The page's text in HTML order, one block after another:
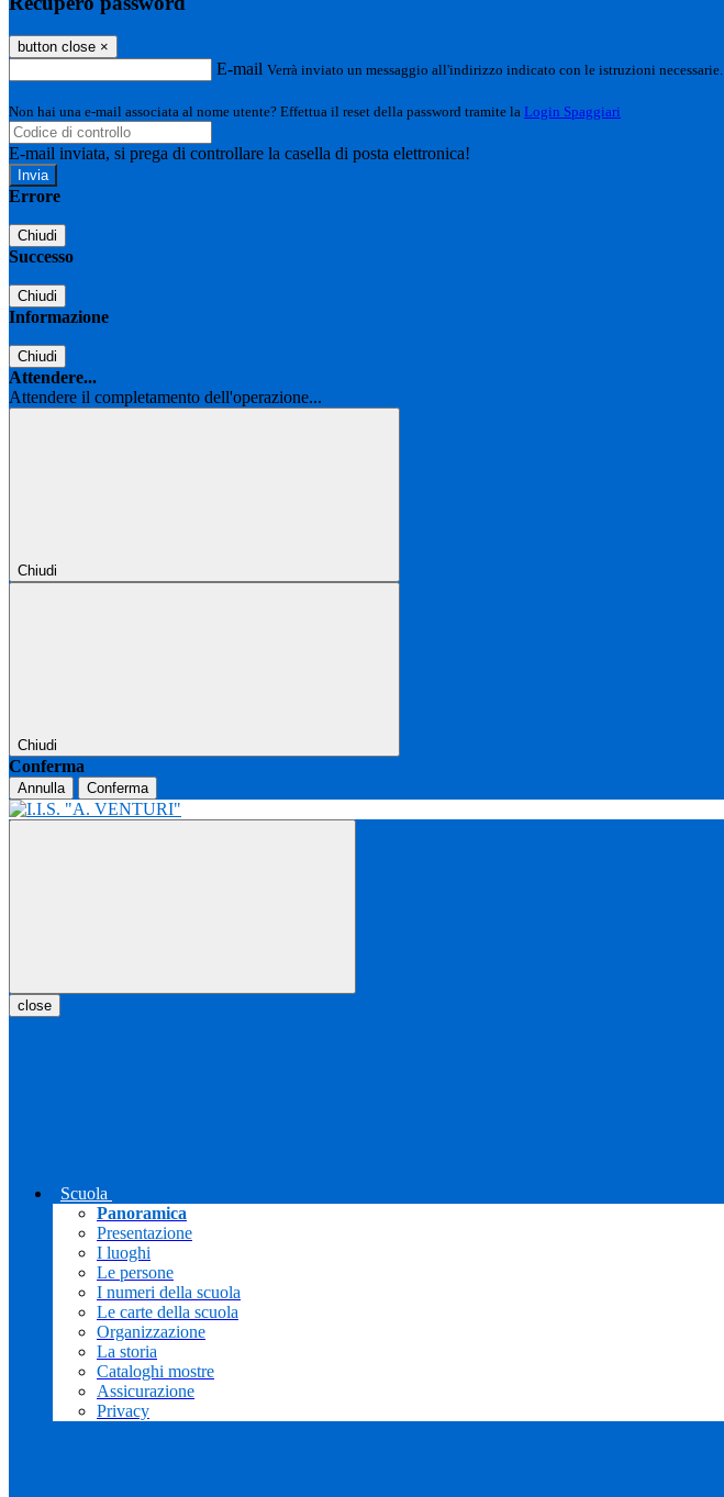
button close ×
E-mail Verrà inviato un messaggio all'indirizzo indicato con le istruzioni necessarie.
Non hai una e-mail associata al nome utente? Effettua il reset della password tramite la Login Spaggiari
E-mail inviata, si prega di controllare la casella di posta elettronica!
Errore
Chiudi
Successo
Chiudi
Informazione
Chiudi
Attendere...
Attendere il completamento dell'operazione...
Chiudi
Chiudi
Conferma
Annulla Conferma
close
Scuola
Panoramica
Presentazione
I luoghi
Le persone
I numeri della scuola
Le carte della scuola
Organizzazione
La storia
Cataloghi mostre
Assicurazione
Privacy